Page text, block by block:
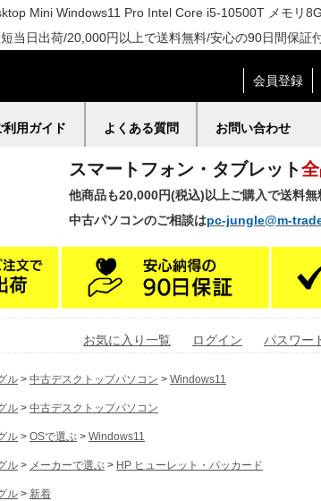
Mini Windows11 Pro Intel Core i5-10500T メモリ
日出荷/20,000円以上で送料無料/安心の90日間保証
会員登録
利用ガイド よくある質問 お問い合わせ
スマートフォン・タブレット
他商品も20,000円(税込)以上ご購入で送料無
中古パソコンのご相談はpc-jungle@m-
お気に入り一覧 ログイン パスワー
ル > 中古デスクトップパソコン > Windows11
ル > 中古デスクトップパソコン
ル > OSで選ぶ > Windows11
ル > メーカーで選ぶ > HP ヒューレット・パッカード
ル > 新着